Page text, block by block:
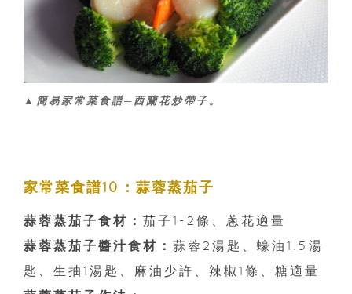
▲簡易家常菜食譜─西蘭花炒帶子。
家常菜食譜10：蒜蓉蒸茄子
蒜蓉蒸茄子食材： 茄子1-2條、蔥花適量
蒜蓉蒸茄子醬汁食材： 蒜蓉2湯匙、蠔油1.5湯
匙、生抽1湯匙、麻油少許、辣椒1條、糖適量